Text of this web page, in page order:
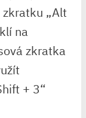
„Alt
na
zkratka
+ 3“